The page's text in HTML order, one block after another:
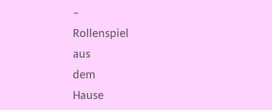
–
Rollenspiel
aus
dem
Hause